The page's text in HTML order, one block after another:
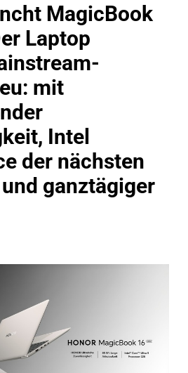
MagicBook
Laptop
mit
Intel
der nächsten
ganztägiger